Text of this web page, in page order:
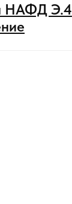
НАФД Э.4